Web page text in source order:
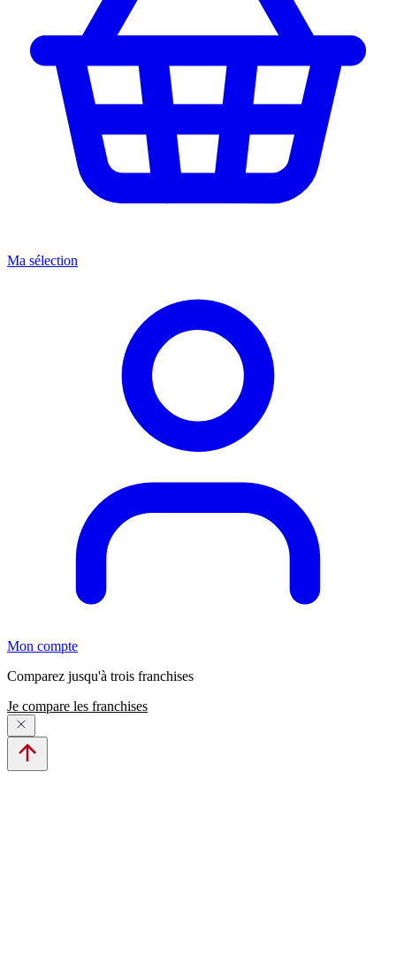
Ma sélection
Mon compte
Comparez jusqu'à trois franchises
Je compare les franchises